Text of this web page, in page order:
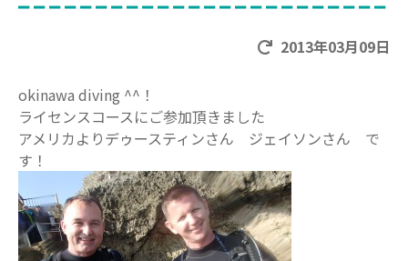
2013年03月09日
okinawa diving ^^！
ライセンスコースにご参加頂きました
アメリカよりデゥースティンさん ジェイソンさん で
す！